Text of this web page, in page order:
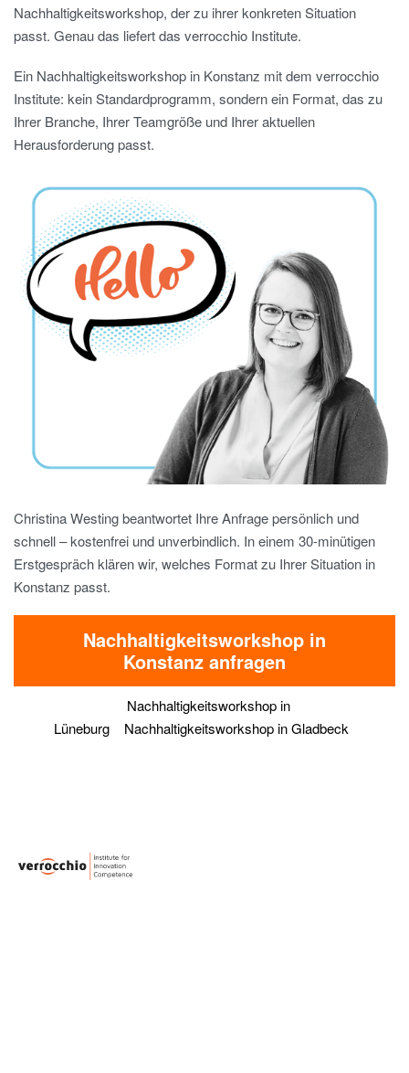
Nachhaltigkeitsworkshop, der zu ihrer konkreten Situation
passt. Genau das liefert das verrocchio Institute.
Ein Nachhaltigkeitsworkshop in Konstanz mit dem verrocchio
Institute: kein Standardprogramm, sondern ein Format, das zu
Ihrer Branche, Ihrer Teamgröße und Ihrer aktuellen
Herausforderung passt.
Christina Westing beantwortet Ihre Anfrage persönlich und
schnell – kostenfrei und unverbindlich. In einem 30-minütigen
Erstgespräch klären wir, welches Format zu Ihrer Situation in
Konstanz passt.
Nachhaltigkeitsworkshop in
Konstanz anfragen
Nachhaltigkeitsworkshop in
Lüneburg
Nachhaltigkeitsworkshop in Gladbeck